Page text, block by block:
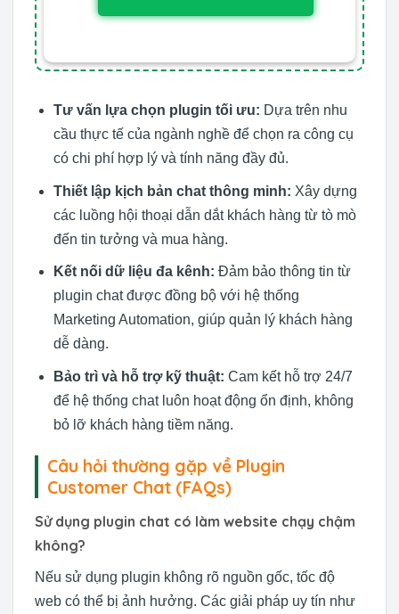
Tư vấn lựa chọn plugin tối ưu: Dựa trên nhu
cầu thực tế của ngành nghề để chọn ra công cụ
có chi phí hợp lý và tính năng đầy đủ.
Thiết lập kịch bản chat thông minh: Xây dựng
các luồng hội thoại dẫn dắt khách hàng từ tò mò
đến tin tưởng và mua hàng.
Kết nối dữ liệu đa kênh: Đảm bảo thông tin từ
plugin chat được đồng bộ với hệ thống
Marketing Automation, giúp quản lý khách hàng
dễ dàng.
Bảo trì và hỗ trợ kỹ thuật: Cam kết hỗ trợ 24/7
để hệ thống chat luôn hoạt động ổn định, không
bỏ lỡ khách hàng tiềm năng.
Câu hỏi thường gặp về Plugin
Customer Chat (FAQs)
Sử dụng plugin chat có làm website chạy chậm
không?
Nếu sử dụng plugin không rõ nguồn gốc, tốc độ
web có thể bị ảnh hưởng. Các giải pháp uy tín như